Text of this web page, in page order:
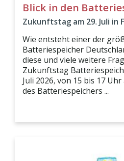
Blick in den
Zukunftstag am 29. Juli in
Wie entsteht einer der
Batteriespeicher
diese und viele weitere
Zukunftstag
Juli 2026, von 15 bis 17
des Batteriespeichers ...